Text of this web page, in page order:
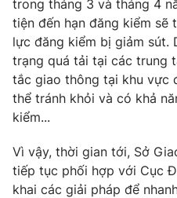
Chất lượng cuộc sống
Học trực tuyến
Công nghệ
Hitech Công nghệ tương lai
Sản phẩm
Thị trường
Giao lưu trực tuyến
Lịch phát sóng
Chuyên mục khác
Emagazine
trong tháng 3 và tháng 4
tiện đến hạn đăng kiểm sẽ
lực đăng kiểm bị giảm sút.
trạng quá tải tại các trung
tắc giao thông tại khu vực
thể tránh khỏi và có khả
kiểm...
Vì vậy, thời gian tới, Sở
tiếp tục phối hợp với Cục
khai các giải pháp để